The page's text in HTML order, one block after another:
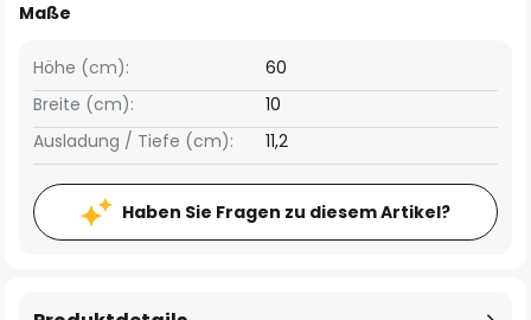
Maße
Breite (cm): 10
Höhe (cm): 60
Ausladung / Tiefe (cm): 11,2
Haben Sie Fragen zu diesem Artikel?